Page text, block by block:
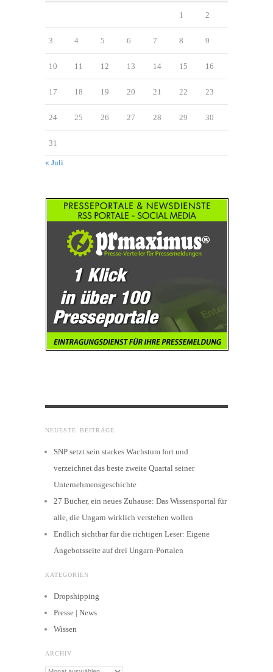
1 2
3 4 5 6 7 8 9
10 11 12 13 14 15 16
17 18 19 20 21 22 23
24 25 26 27 28 29 30
31
« Juli
NEUESTE BEITRÄGE
SNP setzt sein starkes Wachstum fort und
verzeichnet das beste zweite Quartal seiner
Unternehmensgeschichte
27 Bücher, ein neues Zuhause: Das Wissensportal für
alle, die Ungarn wirklich verstehen wollen
Endlich sichtbar für die richtigen Leser: Eigene
Angebotsseite auf drei Ungarn-Portalen
KATEGORIEN
Dropshipping
Presse | News
Wissen
ARCHIV